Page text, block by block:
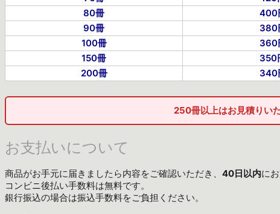
80冊
400
90冊
380
100冊
360
150冊
350
200冊
340
250冊以上はお見積りい
お支払いについて
商品がお手元に届きましたら内容をご確認いただき、 40日以内に
コンビニ後払い手数料は無料です。
銀行振込の場合は振込手数料をご負担ください。